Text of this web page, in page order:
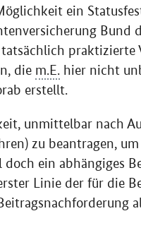
ein
Bund
praktizierte
die m.E. hier nicht
erstellt.
unmittelbar nach
zu beantragen,
ein abhängiges
Linie der für die